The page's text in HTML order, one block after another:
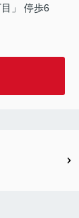
」 停歩6